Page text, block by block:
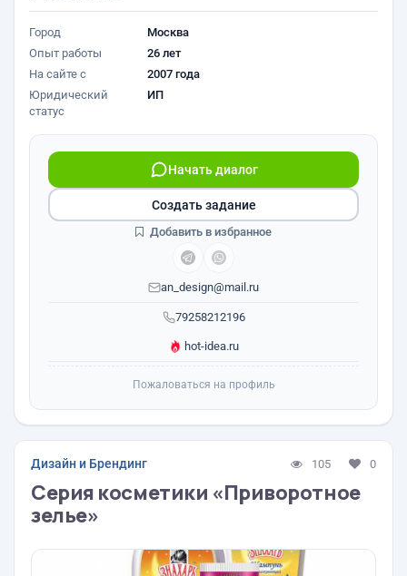
Город
Москва
Опыт работы
26 лет
На сайте с
2007 года
Юридический
статус
ИП
79258212196
Начать диалог
an_design@mail.ru
hot-idea.ru
Создать задание
Добавить в избранное
Пожаловаться на профиль
Дизайн и Брендинг 105 0
Серия косметики «Приворотное
зелье»